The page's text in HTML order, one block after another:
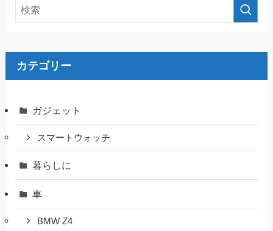
カテゴリー
ガジェット
スマートウォッチ
暮らしに
車
BMW Z4